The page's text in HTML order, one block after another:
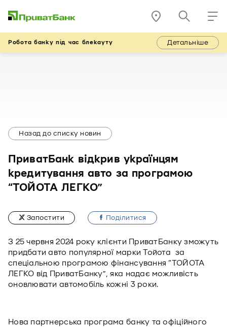
Робота банку під час блекауту Детальніше
Назад до списку новин
ПриватБанк відкрив українцям
кредитування авто за програмою
“ТОЙОТА ЛЕГКО”
Запостити Подiлитися
З 25 червня 2024 року клієнти ПриватБанку зможуть
придбати авто популярної марки Тойота за
спеціальною програмою фінансування “ТОЙОТА
ЛЕГКО від ПриватБанку”, яка надає можливість
оновлювати автомобіль кожні 3 роки.
Нова партнерська програма банку та офіційного